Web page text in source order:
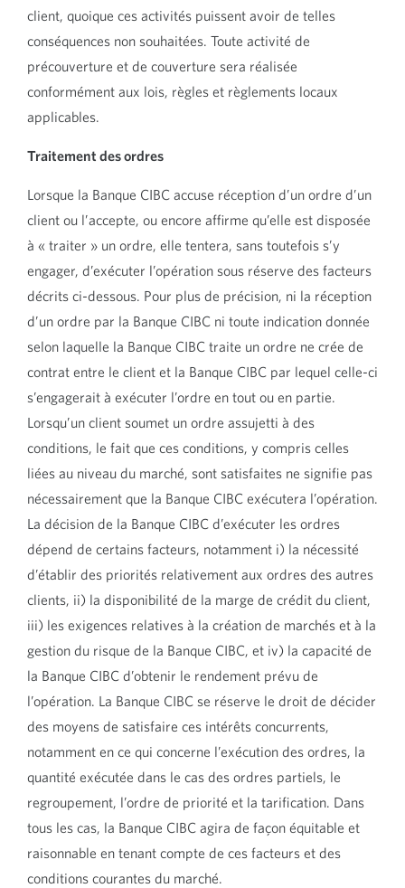
client, quoique ces activités puissent avoir de telles
conséquences non souhaitées. Toute activité de
précouverture et de couverture sera réalisée
conformément aux lois, règles et règlements locaux
applicables.
Traitement des ordres
Lorsque la Banque CIBC accuse réception d’un ordre d’un
client ou l’accepte, ou encore affirme qu’elle est disposée
à « traiter » un ordre, elle tentera, sans toutefois s’y
engager, d’exécuter l’opération sous réserve des facteurs
décrits ci-dessous. Pour plus de précision, ni la réception
d’un ordre par la Banque CIBC ni toute indication donnée
selon laquelle la Banque CIBC traite un ordre ne crée de
contrat entre le client et la Banque CIBC par lequel celle-ci
s’engagerait à exécuter l’ordre en tout ou en partie.
Lorsqu’un client soumet un ordre assujetti à des
conditions, le fait que ces conditions, y compris celles
liées au niveau du marché, sont satisfaites ne signifie pas
nécessairement que la Banque CIBC exécutera l’opération.
La décision de la Banque CIBC d’exécuter les ordres
dépend de certains facteurs, notamment i) la nécessité
d’établir des priorités relativement aux ordres des autres
clients, ii) la disponibilité de la marge de crédit du client,
iii) les exigences relatives à la création de marchés et à la
gestion du risque de la Banque CIBC, et iv) la capacité de
la Banque CIBC d’obtenir le rendement prévu de
l’opération. La Banque CIBC se réserve le droit de décider
des moyens de satisfaire ces intérêts concurrents,
notamment en ce qui concerne l’exécution des ordres, la
quantité exécutée dans le cas des ordres partiels, le
regroupement, l’ordre de priorité et la tarification. Dans
tous les cas, la Banque CIBC agira de façon équitable et
raisonnable en tenant compte de ces facteurs et des
conditions courantes du marché.